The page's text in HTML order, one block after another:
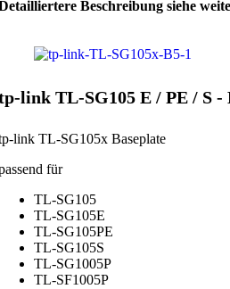
Beschreibung siehe
link TL-SG105 E / PE / S -
link TL-SG105x Baseplate
für
TL-SG105
TL-SG105E
TL-SG105PE
TL-SG105S
TL-SG1005P
TL-SF1005P